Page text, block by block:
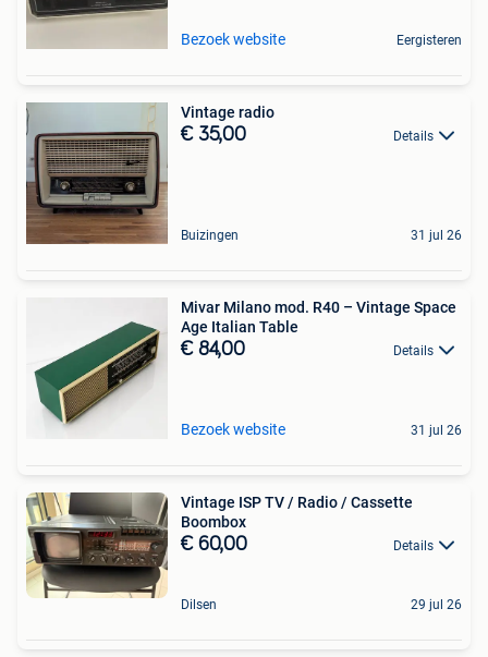
Bezoek website Eergisteren
Vintage radio
€ 35,00 Details
Buizingen 31 jul 26
Mivar Milano mod. R40 – Vintage Space
Age Italian Table
€ 84,00 Details
Bezoek website 31 jul 26
Vintage ISP TV / Radio / Cassette
Boombox
€ 60,00 Details
Dilsen 29 jul 26